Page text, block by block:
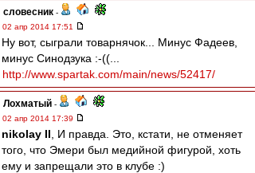
словесник -
02 апр 2014 17:51
Ну вот, сыграли товарнячок... Минус Фадеев,
минус Синодзука :-((...
http://www.spartak.com/main/news/52417/
Лохматый -
02 апр 2014 17:39
nikolay II , И правда. Это, кстати, не отменяет
того, что Эмери был медийной фигурой, хоть
ему и запрещали это в клубе :)